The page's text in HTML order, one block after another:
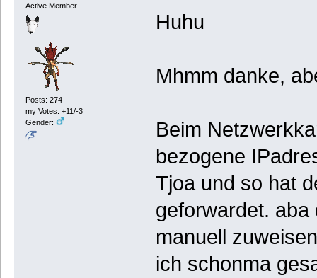
Active Member
Posts: 274
my Votes: +11/-3
Gender:
Huhu
Mhmm danke,
Beim
bezogene
Tjoa und so hat
geforwardet.
manuell
ich schonma